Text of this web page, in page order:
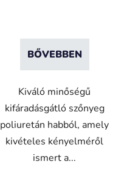
BŐVEBBEN
Kiváló minőségű
kifáradásgátló szőnyeg
poliuretán habból, amely
kivételes kényelméről
ismert a...